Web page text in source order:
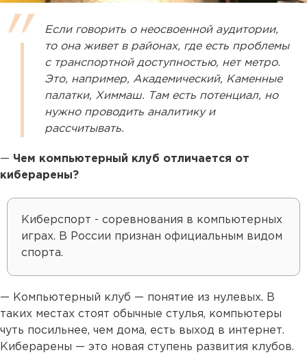
Если говорить о неосвоенной аудитории,
то она живет в районах, где есть проблемы
с транспортной доступностью, нет метро.
Это, например, Академический, Каменные
палатки, Химмаш. Там есть потенциал, но
нужно проводить аналитику и
рассчитывать.
— Чем компьютерный клуб отличается от
киберарены?
Киберспорт - соревнования в компьютерных
играх. В России признан официальным видом
спорта.
— Компьютерный клуб — понятие из нулевых. В
таких местах стоят обычные стулья, компьютеры
чуть посильнее, чем дома, есть выход в интернет.
Киберарены — это новая ступень развития клубов.